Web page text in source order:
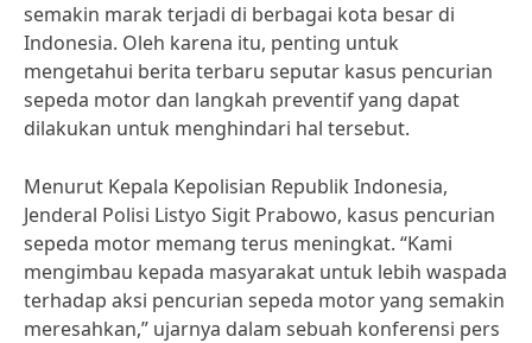
semakin marak terjadi di berbagai kota besar di
Indonesia. Oleh karena itu, penting untuk
mengetahui berita terbaru seputar kasus pencurian
sepeda motor dan langkah preventif yang dapat
dilakukan untuk menghindari hal tersebut.
Menurut Kepala Kepolisian Republik Indonesia,
Jenderal Polisi Listyo Sigit Prabowo, kasus pencurian
sepeda motor memang terus meningkat. “Kami
mengimbau kepada masyarakat untuk lebih waspada
terhadap aksi pencurian sepeda motor yang semakin
meresahkan,” ujarnya dalam sebuah konferensi pers